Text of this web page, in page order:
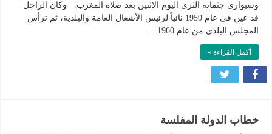
وسيوارى جثمانه الثرى اليوم الاثنين بعد صلاة المغرب. وكان الراحل
قد عين في عام 1959 نائباً لرئيس الأشغال العامة والبلدية، ثم ترأس
المجلس البلدي من عام 1960 …
أكمل القراءة »
خطاب الدولة المفلسة